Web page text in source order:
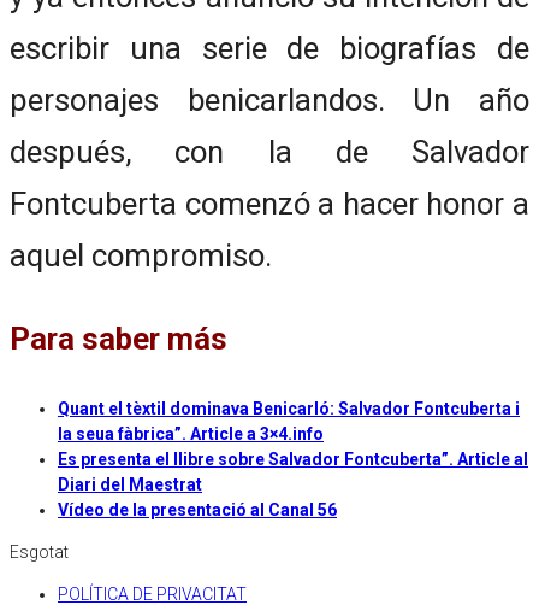
escribir una serie de biografías de
personajes benicarlandos. Un año
después, con la de Salvador
Fontcuberta comenzó a hacer honor a
aquel compromiso.
Para saber más
Quant el tèxtil dominava Benicarló: Salvador Fontcuberta i
la seua fàbrica”. Article a 3×4.info
Es presenta el llibre sobre Salvador Fontcuberta”. Article al
Diari del Maestrat
Vídeo de la presentació al Canal 56
Esgotat
POLÍTICA DE PRIVACITAT